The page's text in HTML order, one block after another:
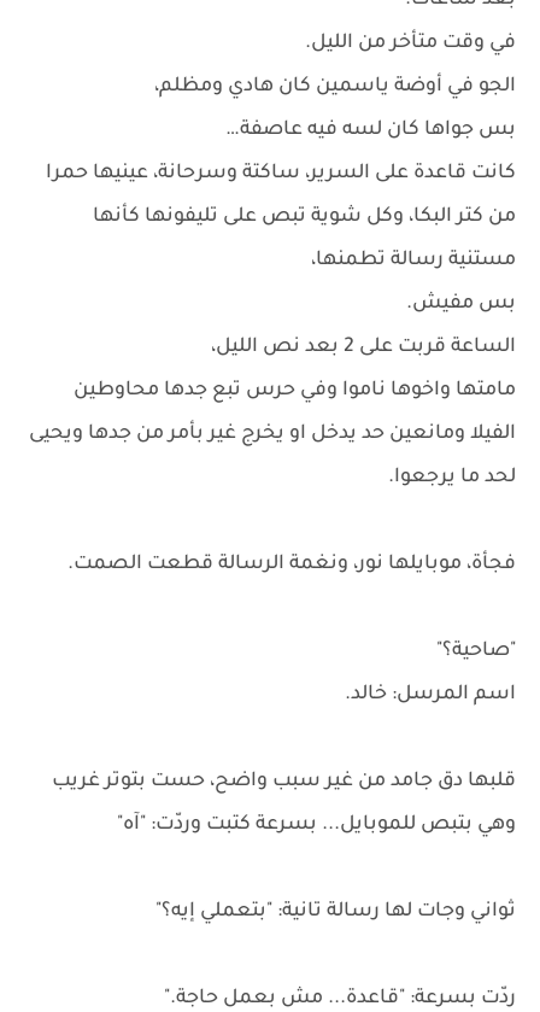
في وقت متأخر من الليل.
الجو في أوضة ياسمين كان هادي ومظلم،
بس جواها كان لسه فيه عاصفة…
كانت قاعدة على السرير، ساكتة وسرحانة، عينيها حمرا
من كتر البكا، وكل شوية تبص على تليفونها كأنها
مستنية رسالة تطمنها،
بس مفيش.
الساعة قربت على 2 بعد نص الليل،
مامتها واخوها ناموا وفي حرس تبع جدها محاوطين
الفيلا ومانعين حد يدخل او يخرج غير بأمر من جدها ويحيى
لحد ما يرجعوا.
فجأة، موبايلها نور، ونغمة الرسالة قطعت الصمت.
"صاحية؟"
اسم المرسل: خالد.
قلبها دق جامد من غير سبب واضح، حست بتوتر غريب
وهي بتبص للموبايل... بسرعة كتبت وردّت: "آه"
ثواني وجات لها رسالة تانية: "بتعملي إيه؟"
ردّت بسرعة: "قاعدة... مش بعمل حاجة."